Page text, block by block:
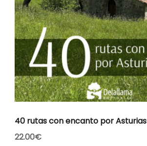
40 rutas con encanto por Asturias
22.00€